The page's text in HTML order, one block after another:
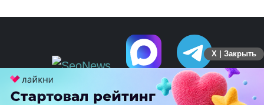
X | Закрыть
ПЕРЕЙТИ НА ПОЛНУЮ ВЕРСИЮ